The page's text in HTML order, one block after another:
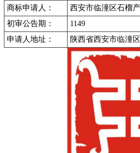
商标申请人：
西安市临潼区石榴
初审公告期：
1149
申请人地址：
陕西省西安市临潼